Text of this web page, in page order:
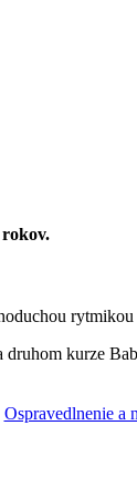
kurze
Ospravedlnenie a